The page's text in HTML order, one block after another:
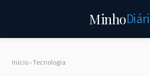
Minho
Início›Tecnologia